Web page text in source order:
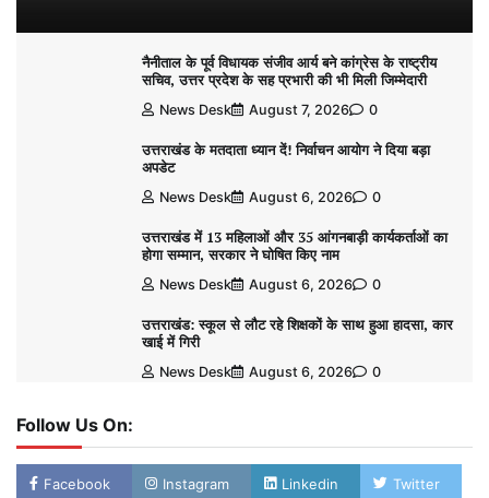
नैनीताल के पूर्व विधायक संजीव आर्य बने कांग्रेस के राष्ट्रीय
सचिव, उत्तर प्रदेश के सह प्रभारी की भी मिली जिम्मेदारी
News Desk August 7, 2026 0
उत्तराखंड के मतदाता ध्यान दें! निर्वाचन आयोग ने दिया बड़ा
अपडेट
News Desk August 6, 2026 0
उत्तराखंड में 13 महिलाओं और 35 आंगनबाड़ी कार्यकर्ताओं का
होगा सम्मान, सरकार ने घोषित किए नाम
News Desk August 6, 2026 0
उत्तराखंड: स्कूल से लौट रहे शिक्षकों के साथ हुआ हादसा, कार
खाई में गिरी
News Desk August 6, 2026 0
Follow Us On:
Facebook Instagram Linkedin Twitter